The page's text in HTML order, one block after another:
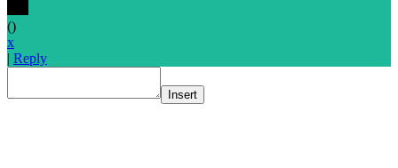
()
x
| Reply
Insert